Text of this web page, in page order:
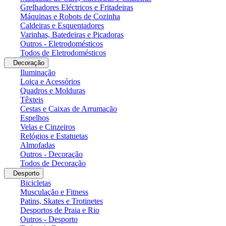
Grelhadores Eléctricos e Fritadeiras
Máquinas e Robots de Cozinha
Caldeiras e Esquentadores
Varinhas, Batedeiras e Picadoras
Outros - Eletrodomésticos
Todos de Eletrodomésticos
Decoração
Iluminação
Loiça e Acessórios
Quadros e Molduras
Têxteis
Cestas e Caixas de Arrumação
Espelhos
Velas e Cinzeiros
Relógios e Estatuetas
Almofadas
Outros - Decoração
Todos de Decoração
Desporto
Bicicletas
Musculação e Fitness
Patins, Skates e Trotinetes
Desportos de Praia e Rio
Outros - Desporto